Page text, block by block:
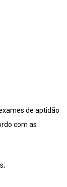
de aptidão
com as